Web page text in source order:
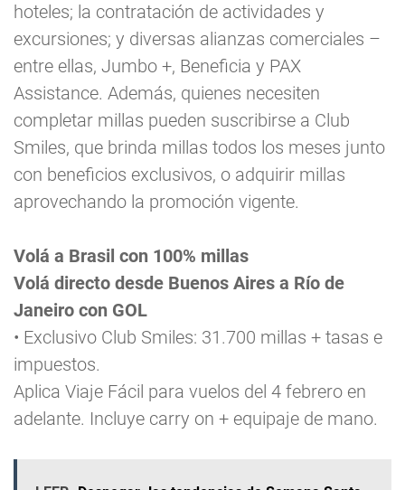
hoteles; la contratación de actividades y
excursiones; y diversas alianzas comerciales –
entre ellas, Jumbo +, Beneficia y PAX
Assistance. Además, quienes necesiten
completar millas pueden suscribirse a Club
Smiles, que brinda millas todos los meses junto
con beneficios exclusivos, o adquirir millas
aprovechando la promoción vigente.
Volá a Brasil con 100% millas
Volá directo desde Buenos Aires a Río de
Janeiro con GOL
• Exclusivo Club Smiles: 31.700 millas + tasas e
impuestos.
Aplica Viaje Fácil para vuelos del 4 febrero en
adelante. Incluye carry on + equipaje de mano.